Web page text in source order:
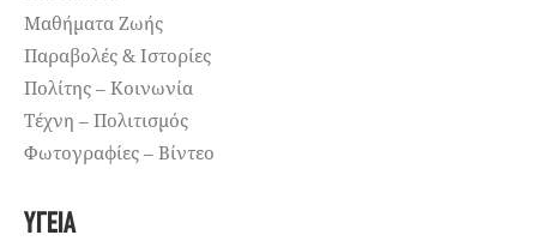
Μαθήματα Ζωής
Παραβολές & Ιστορίες
Πολίτης – Κοινωνία
Τέχνη – Πολιτισμός
Φωτογραφίες – Βίντεο
ΥΓΕΊΑ